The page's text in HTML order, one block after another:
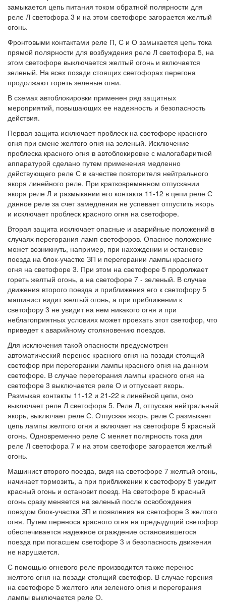
замыкается цепь питания током обратной полярности для
реле Л светофора 3 и на этом светофоре загорается желтый
огонь.
Фронтовыми контактами реле П, С и О замыкается цепь тока
прямой полярности для возбуждения реле Л светофора 5, на
этом светофоре выключается желтый огонь и включается
зеленый. На всех позади стоящих светофорах перегона
продолжают гореть зеленые огни.
В схемах автоблокировки применен ряд защитных
мероприятий, повышающих ее надежность и безопасность
действия.
Первая защита исключает проблеск на светофоре красного
огня при смене желтого огня на зеленый. Исключение
проблеска красного огня в автоблокировке с малогабаритной
аппаратурой сделано путем применения медленно
действующего реле С в качестве повторителя нейтрального
якоря линейного реле. При кратковременном отпускании
якоря реле Л и размыкании его контакта 11-12 в цепи реле С
данное реле за счет замедления не успевает отпустить якорь
и исключает проблеск красного огня на светофоре.
Вторая защита исключает опасные и аварийные положений в
случаях перегорания ламп светофоров. Опасное положение
может возникнуть, например, при нахождении и остановке
поезда на блок-участке ЗП и перегорании лампы красного
огня на светофоре 3. При этом на светофоре 5 продолжает
гореть желтый огонь, а на светофоре 7 - зеленый. В случае
движения второго поезда и приближения его к светофору 5
машинист видит желтый огонь, а при приближении к
светофору 3 не увидит на нем никакого огня и при
неблагоприятных условиях может проехать этот светофор, что
приведет к аварийному столкновению поездов.
Для исключения такой опасности предусмотрен
автоматический перенос красного огня на позади стоящий
светофор при перегорании лампы красного огня на данном
светофоре. В случае перегорания лампы красного огня на
светофоре 3 выключается реле О и отпускает якорь.
Размыкая контакты 11-12 и 21-22 в линейной цепи, оно
выключает реле Л светофора 5. Реле Л, отпуская нейтральный
якорь, выключает реле С. Отпуская якорь, реле С размыкает
цепь лампы желтого огня и включает на светофоре 5 красный
огонь. Одновременно реле С меняет полярность тока для
реле Л светофора 7 и на этом светофоре загорается желтый
огонь.
Машинист второго поезда, видя на светофоре 7 желтый огонь,
начинает тормозить, а при приближении к светофору 5 увидит
красный огонь и остановит поезд. На светофоре 5 красный
огонь сразу меняется на зеленый после освобождения
поездом блок-участка ЗП и появления на светофоре 3 желтого
огня. Путем переноса красного огня на предыдущий светофор
обеспечивается надежное ограждение остановившегося
поезда при погасшем светофоре 3 и безопасность движения
не нарушается.
С помощью огневого реле производится также перенос
желтого огня на позади стоящий светофор. В случае горения
на светофоре 5 желтого или зеленого огня и перегорания
лампы выключается реле О.